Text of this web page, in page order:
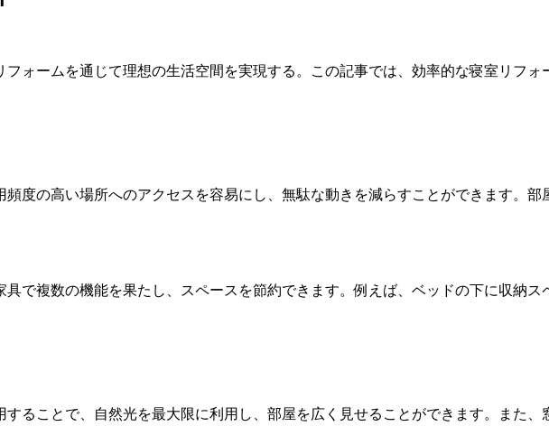
フォームを通じて理想の生活空間を実現する。この記事では、効率的な寝室リフォ
度の高い場所へのアクセスを容易にし、無駄な動きを減らすことができます。
で複数の機能を果たし、スペースを節約できます。例えば、ベッドの下に収納ス
ることで、自然光を最大限に利用し、部屋を広く見せることができます。また